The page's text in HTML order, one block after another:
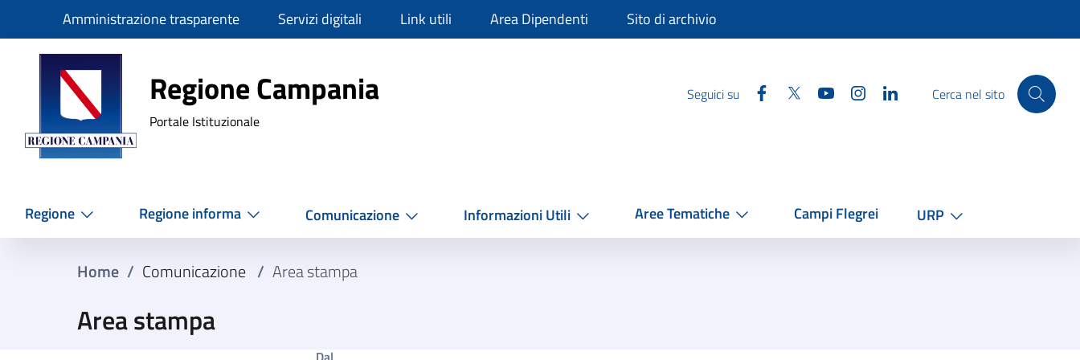
SlimAmministrazione trasparente Servizi digitali Link utili Area Dipendenti Sito di archivio
Regione Campania
Regione Campania
Portale Istituzionale
Seguici su Facebook
Twitter YouTube InstagramLinkedinCerca nel sito
Regione Regione informa Comunicazione Informazioni Utili Aree Tematiche Campi Flegrei URP
Home / Comunicazione / Area stampa
Area stampa